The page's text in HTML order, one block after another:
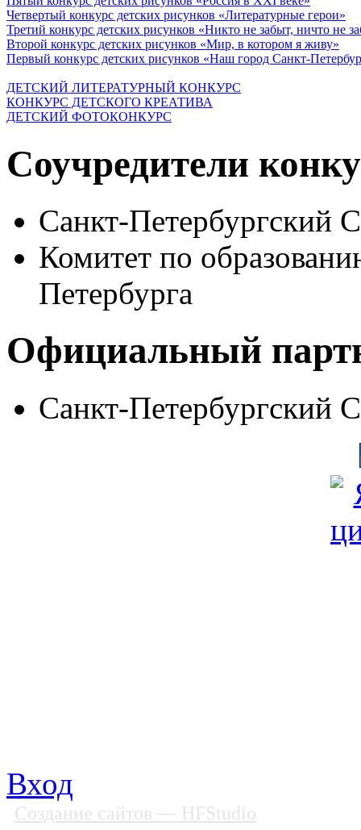
Четвертый конкурс детских рисунков «Литературные герои»
Третий конкурс детских рисунков «Никто не забыт, ничто не
Второй конкурс детских рисунков «Мир, в котором я живу»
Первый конкурс детских рисунков «Наш город Санкт-
ДЕТСКИЙ ЛИТЕРАТУРНЫЙ КОНКУРС
КОНКУРС ДЕТСКОГО КРЕАТИВА
ДЕТСКИЙ ФОТОКОНКУРС
Соучредители
Санкт-Петербургский
Комитет по
Петербурга
Официальный
Санкт-Петербургский
Вход
Создание сайтов — HFStudio